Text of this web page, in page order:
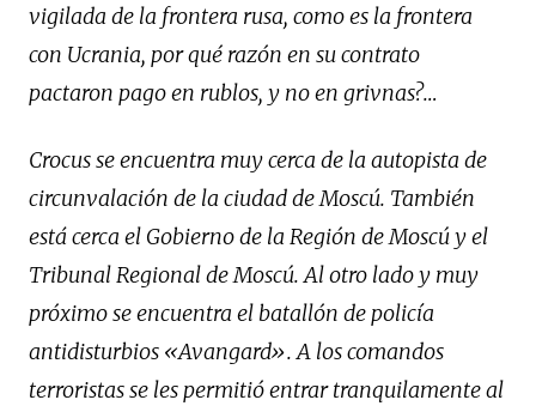
vigilada de la frontera rusa, como es la frontera
con Ucrania, por qué razón en su contrato
pactaron pago en rublos, y no en grivnas?…
Crocus se encuentra muy cerca de la autopista de
circunvalación de la ciudad de Moscú. También
está cerca el Gobierno de la Región de Moscú y el
Tribunal Regional de Moscú. Al otro lado y muy
próximo se encuentra el batallón de policía
antidisturbios «Avangard». A los comandos
terroristas se les permitió entrar tranquilamente al